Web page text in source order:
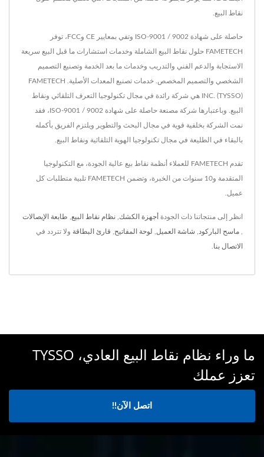
نقاط البيع.
حاصلة على شهادة ISO-9001 / 9002 وتفي بمعايير CE وFCC، توفر
FAMETECH حلول نقاط البيع الشاملة وخدمات استشارات ما قبل البيع سريعة
الاستجابة والدعم الفني والتدريب وخدمات ما بعد الخدمة وتصنيع التصميم
الشخصي والتصميم المخصص. خدمات تصنيع المعدات الأصلية. FAMETECH
INC. (TYSSO) هي شركة رائدة في مجال تكنولوجيا التعرف التلقائي ونقاط
البيع. وباعتبارها شركة مصنعة حاصلة على شهادة ISO-9001 / 9002، فقد
نمت الشركة بخلفية قوية في مجال البحث والتطوير ويلتزم الفريق بأكمله
بالبقاء في الطليعة في مجال تكنولوجيا الهوية التلقائية ونقاط البيع.
تقدم FAMETECH للعملاء أنظمة نقاط بيع عالية الجودة، مع التكنولوجيا
المتقدمة و10 سنوات من الخبرة، وتضمن FAMETECH تلبية متطلبات كل
عميل.
انظر إلى منتجاتنا ذات الجودة أجهزة الكشك نظام نقاط البيع طابعة الإيصالات
ماسح الباركود شاشة العميل لوحة المفاتيح قارئ البطاقة ولا تتردد في
الاتصال بنا
ما وراء نظام نقاط البيع العادي، TYSSO
تعزز عملك
اتصل الآن!!